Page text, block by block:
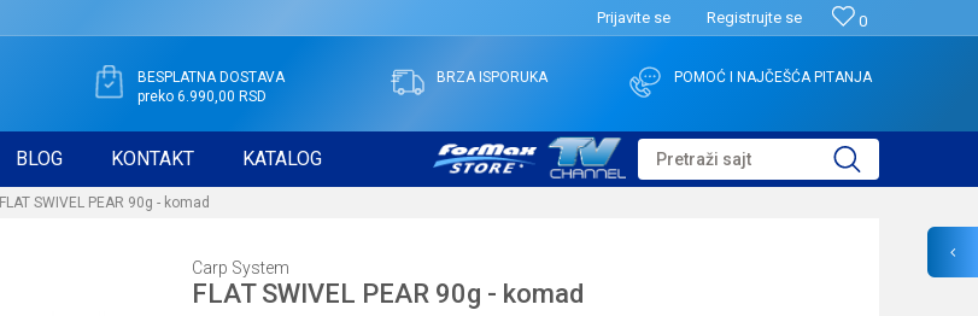
0
Prijavite se Registrujte se
BESPLATNA DOSTAVA
preko 6.990,00 RSD
BRZA ISPORUKA POMOĆ I NAJČEŠĆA PITANJA
BLOG KONTAKT KATALOG Pretraži sajt
FLAT SWIVEL PEAR 90g - komad
Carp System
FLAT SWIVEL PEAR 90g - komad